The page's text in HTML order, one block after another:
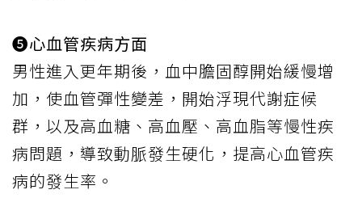
❺心血管疾病方面
男性進入更年期後，血中膽固醇開始緩慢增
加，使血管彈性變差，開始浮現代謝症候
群，以及高血糖、高血壓、高血脂等慢性疾
病問題，導致動脈發生硬化，提高心血管疾
病的發生率。